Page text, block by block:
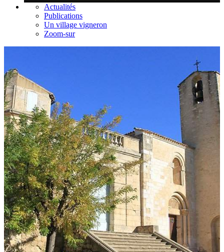
Actualités
Publications
Un village vigneron
Zoom-sur